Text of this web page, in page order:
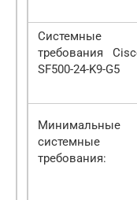
Системные
требования
SF500-24-K9-G5
Минимальные
системные
требования: